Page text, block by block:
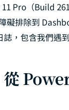
35
36
42
Pro（Build
礙排除到
，包含我們遇
從